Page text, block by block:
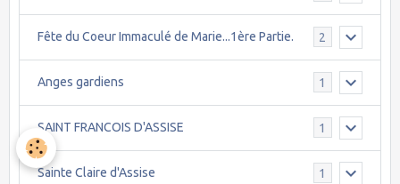
Fête du Coeur Immaculé de Marie...1ère Partie. 2
Anges gardiens 1
SAINT FRANCOIS D'ASSISE 1
Sainte Claire d'Assise 1